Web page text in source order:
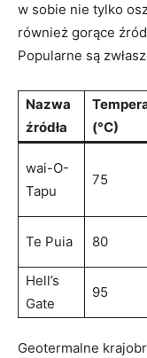
w sobie nie tylko
również gorące
Popularne są
Nazwa
źródła
(°C)
wai-O-
Tapu
75
Te Puia 80
Hell’s
Gate
95
Geotermalne